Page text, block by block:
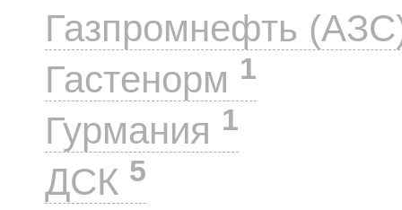
Газпромнефть
Гастенорм 1
Гурмания 1
ДСК 5